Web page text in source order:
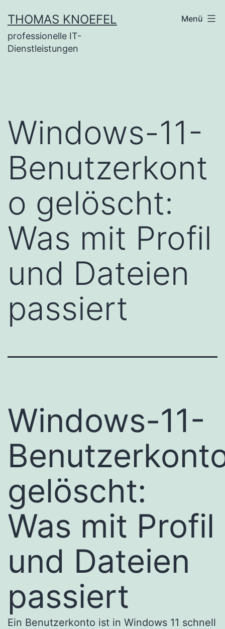
Inhalt
springen
THOMAS KNOEFEL
professionelle IT-
Dienstleistungen
Menü
Windows-11-
Benutzerkont
o gelöscht:
Was mit Profil
und Dateien
passiert
Windows-11-
gelöscht:
Was mit Profil
und Dateien
passiert
Ein Benutzerkonto ist in Windows 11 schnell